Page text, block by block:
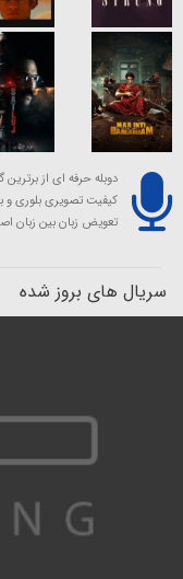
دوبله حرفه ای از برترین
کیفیت تصویری بلوری و
تعویض زبان بین زبان
سریال های بروز شده